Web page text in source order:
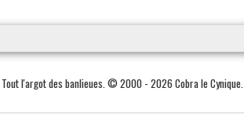
l'argot des banlieues. © 2000 - 2026 Cobra le Cynique.